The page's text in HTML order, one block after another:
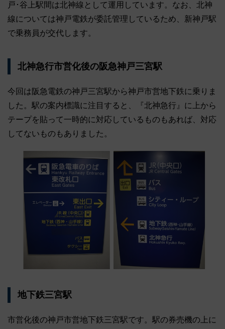
戸･谷上駅間は北神線として運用しています。なお、北神
線については神戸電鉄が委託管理しているため、新神戸駅
で乗務員が交代します。
北神急行市営化後の阪急神戸三宮駅
今回は阪急電鉄の神戸三宮駅から神戸市営地下鉄に乗りま
した。駅の案内標識に注目すると、『北神急行』に上から
テープを貼って一時的に対応しているものもあれば、対応
してないものもありました。
地下鉄三宮駅
市営化後の神戸市営地下鉄三宮駅です。駅の券売機の上に